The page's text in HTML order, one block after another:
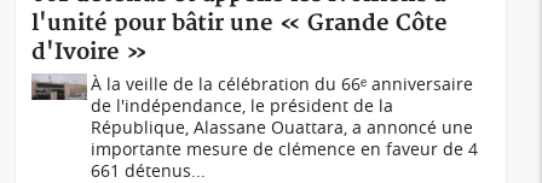
l'unité pour bâtir une « Grande Côte
d'Ivoire »
À la veille de la célébration du 66ᵉ anniversaire
de l'indépendance, le président de la
République, Alassane Ouattara, a annoncé une
importante mesure de clémence en faveur de 4
661 détenus...